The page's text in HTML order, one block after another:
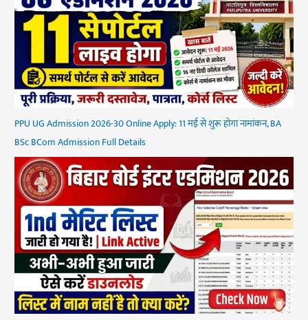
PPU UG Admission 2026-30 Online Apply: 11 मई से शुरू होगा नामांकन, BA
BSc BCom Admission Full Details